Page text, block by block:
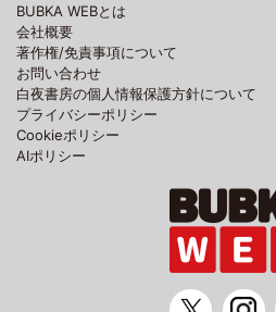
BUBKA WEBとは
会社概要
著作権/免責事項について
お問い合わせ
白夜書房の個人情報保護方針について
プライバシーポリシー
Cookieポリシー
AIポリシー